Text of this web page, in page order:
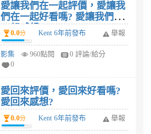
愛讓我們在一起評價，愛讓我
們在一起好看嗎? 愛讓我們在
一起感想?
0.0分 Kent 6年前發布 舉報
影集 960點閱
0 評論/給分
0
愛回來評價，愛回來好看嗎?
愛回來感想?
0.0分 Kent 6年前發布 舉報